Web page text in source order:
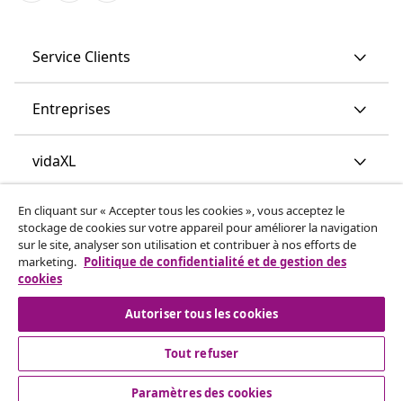
Service Clients
Entreprises
vidaXL
More content links
© 2008-2026 www.vidaxl.ch est un site web de TM
Handelsgesellschaft GmbH
En cliquant sur « Accepter tous les cookies », vous acceptez le
stockage de cookies sur votre appareil pour améliorer la navigation
sur le site, analyser son utilisation et contribuer à nos efforts de
marketing. Politique de confidentialité et de gestion des
cookies
Autoriser tous les cookies
Tout refuser
Paramètres des cookies